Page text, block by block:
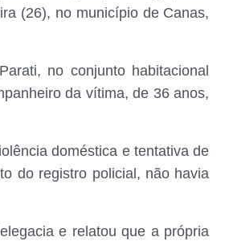
(26), no município de Canas,
no conjunto habitacional
da vítima, de 36 anos,
doméstica e tentativa de
do registro policial, não havia
e relatou que a própria